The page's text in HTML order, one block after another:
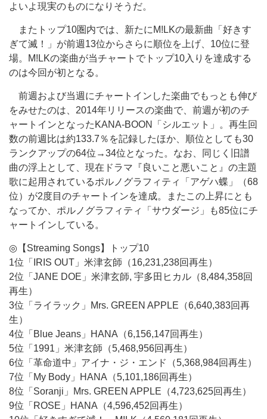
よいよ現実のものになりそうだ。
またトップ10圏内では、新たにM!LKの最新曲「好きす
ぎて滅！」が前週13位からさらに順位を上げ、10位に登
場。M!LKの楽曲が当チャートでトップ10入りを達成する
のは今回が初となる。
前週および当週にチャートインした楽曲でもっとも伸び
をみせたのは、2014年リリースの楽曲で、前週が初のチ
ャートインとなったKANA-BOON「シルエット」。再生回
数の前週比は約133.7％を記録したほか、順位としても30
ランクアップの64位→34位となった。なお、同じく旧譜
曲の浮上として、現在ドラマ『良いこと悪いこと』の主題
歌に起用されているポルノグラフィティ「アゲハ蝶」（68
位）が2度目のチャートインを達成。またこの上昇にとも
なってか、ポルノグラフィティ「サウダージ」も85位にチ
ャートインしている。
◎【Streaming Songs】トップ10
1位「IRIS OUT」米津玄師（16,231,238回再生）
2位「JANE DOE」米津玄師, 宇多田ヒカル（8,484,358回
再生）
3位「ライラック」Mrs. GREEN APPLE（6,640,383回再
生）
4位「Blue Jeans」HANA（6,156,147回再生）
5位「1991」米津玄師（5,468,956回再生）
6位「革命道中」アイナ・ジ・エンド（5,368,984回再生）
7位「My Body」HANA（5,101,186回再生）
8位「Soranji」Mrs. GREEN APPLE（4,723,625回再生）
9位「ROSE」HANA（4,596,452回再生）